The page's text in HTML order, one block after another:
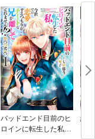
バッドエンド目前のヒ
ロインに転生した私、
結